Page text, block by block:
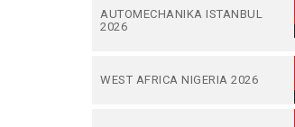
AUTOMECHANIKA ISTANBUL
2026
WEST AFRICA NIGERIA 2026